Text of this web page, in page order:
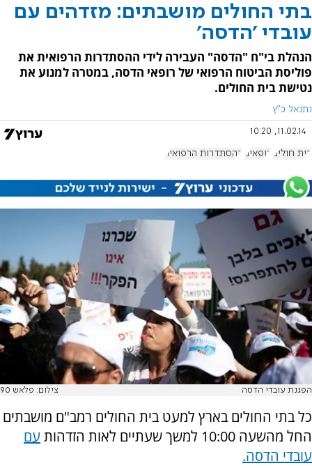
בתי החולים מושבתים: מזדהים עם
עובדי 'הדסה'
הנהלת בי"ח "הדסה" העבירה לידי ההסתדרות הרפואית את
פוליסת הביטוח הרפואי של רופאי הדסה, במטרה למנוע את
נטישת בית החולים.
נתנאל כ"ץ
11.02.14, 10:20
בית חולים רופאים ההסתדרות הרפואית
הפגנת עובדי הדסה צילום: פלאש 90
כל בתי החולים בארץ למעט בית החולים רמב"ם מושבתים
החל מהשעה 10:00 למשך שעתיים לאות הזדהות
עם
עובדי הדסה.